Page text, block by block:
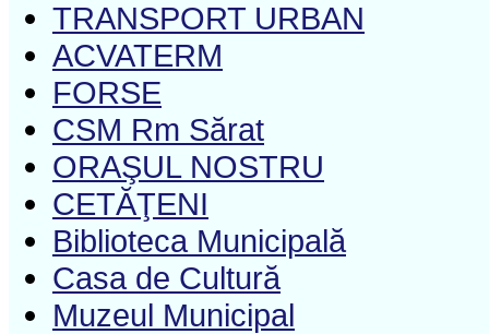
TRANSPORT URBAN
ACVATERM
FORSE
CSM Rm Sărat
ORAŞUL NOSTRU
CETĂŢENI
Biblioteca Municipală
Casa de Cultură
Muzeul Municipal